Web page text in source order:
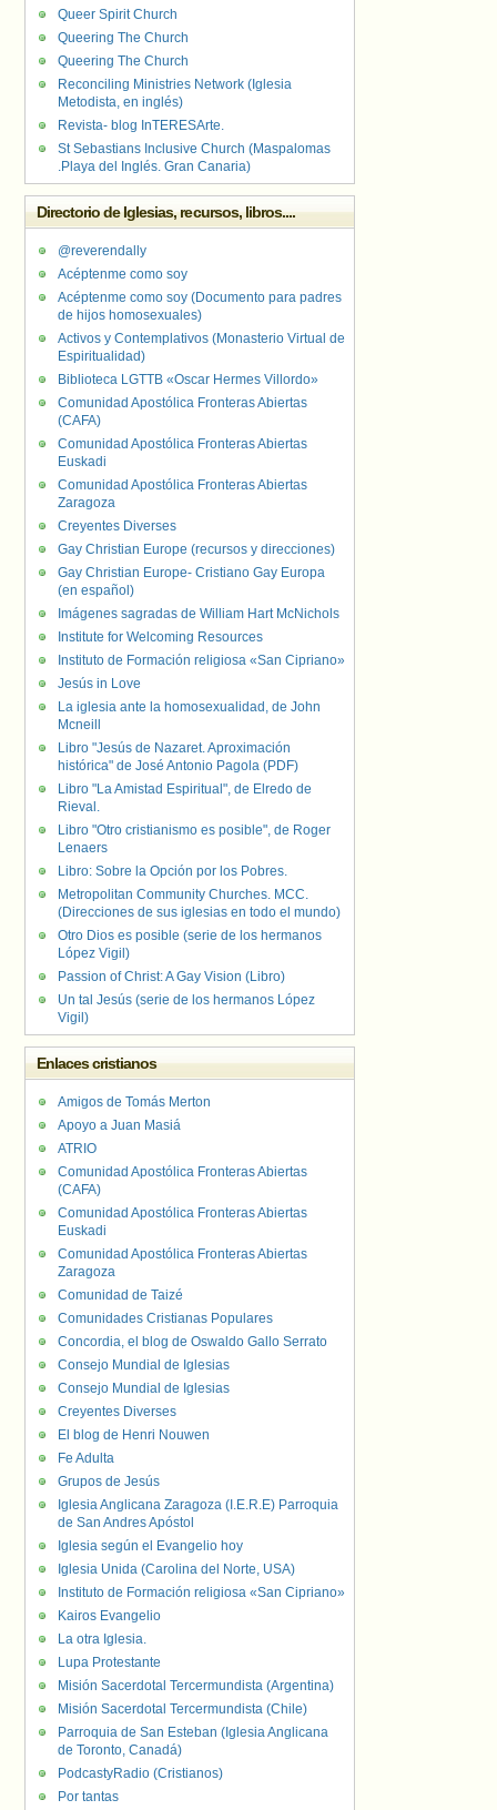
Queer Spirit Church
Queering The Church
Queering The Church
Reconciling Ministries Network (Iglesia
Metodista, en inglés)
Revista- blog InTERESArte.
St Sebastians Inclusive Church (Maspalomas
.Playa del Inglés. Gran Canaria)
Directorio de Iglesias, recursos, libros....
@reverendally
Acéptenme como soy
Acéptenme como soy (Documento para padres
de hijos homosexuales)
Activos y Contemplativos (Monasterio Virtual de
Espiritualidad)
Biblioteca LGTTB «Oscar Hermes Villordo»
Comunidad Apostólica Fronteras Abiertas
(CAFA)
Comunidad Apostólica Fronteras Abiertas
Euskadi
Comunidad Apostólica Fronteras Abiertas
Zaragoza
Creyentes Diverses
Gay Christian Europe (recursos y direcciones)
Gay Christian Europe- Cristiano Gay Europa
(en español)
Imágenes sagradas de William Hart McNichols
Institute for Welcoming Resources
Instituto de Formación religiosa «San Cipriano»
Jesús in Love
La iglesia ante la homosexualidad, de John
Mcneill
Libro "Jesús de Nazaret. Aproximación
histórica" de José Antonio Pagola (PDF)
Libro "La Amistad Espiritual", de Elredo de
Rieval.
Libro "Otro cristianismo es posible", de Roger
Lenaers
Libro: Sobre la Opción por los Pobres.
Metropolitan Community Churches. MCC.
(Direcciones de sus iglesias en todo el mundo)
Otro Dios es posible (serie de los hermanos
López Vigil)
Passion of Christ: A Gay Vision (Libro)
Un tal Jesús (serie de los hermanos López
Vigil)
Enlaces cristianos
Amigos de Tomás Merton
Apoyo a Juan Masiá
ATRIO
Comunidad Apostólica Fronteras Abiertas
(CAFA)
Comunidad Apostólica Fronteras Abiertas
Euskadi
Comunidad Apostólica Fronteras Abiertas
Zaragoza
Comunidad de Taizé
Comunidades Cristianas Populares
Concordia, el blog de Oswaldo Gallo Serrato
Consejo Mundial de Iglesias
Consejo Mundial de Iglesias
Creyentes Diverses
El blog de Henri Nouwen
Fe Adulta
Grupos de Jesús
Iglesia Anglicana Zaragoza (I.E.R.E) Parroquia
de San Andres Apóstol
Iglesia según el Evangelio hoy
Iglesia Unida (Carolina del Norte, USA)
Instituto de Formación religiosa «San Cipriano»
Kairos Evangelio
La otra Iglesia.
Lupa Protestante
Misión Sacerdotal Tercermundista (Argentina)
Misión Sacerdotal Tercermundista (Chile)
Parroquia de San Esteban (Iglesia Anglicana
de Toronto, Canadá)
PodcastyRadio (Cristianos)
Por tantas